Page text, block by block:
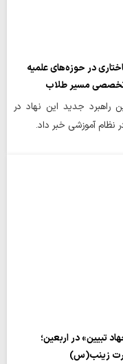
در حوزه‌های علمیه
تخصصی مسیر طلاب
راهبرد جدید این نهاد در
نظام آموزشی خبر داد.
تبیین» در اربعین؛
زینب(س)